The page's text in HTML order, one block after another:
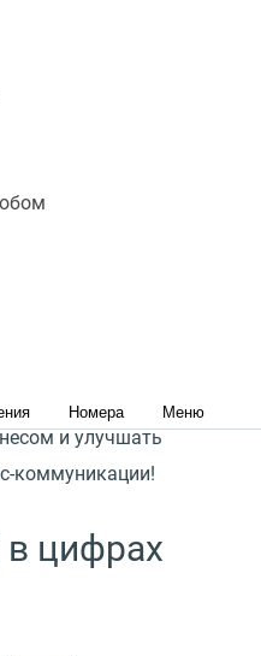
Номера Меню
позволяют
и улучшать
коммуникации!
в цифрах